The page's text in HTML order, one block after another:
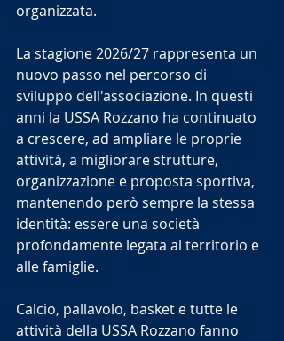
organizzata.
La stagione 2026/27 rappresenta un
nuovo passo nel percorso di
sviluppo dell'associazione. In questi
anni la USSA Rozzano ha continuato
a crescere, ad ampliare le proprie
attività, a migliorare strutture,
organizzazione e proposta sportiva,
mantenendo però sempre la stessa
identità: essere una società
profondamente legata al territorio e
alle famiglie.
Calcio, pallavolo, basket e tutte le
attività della USSA Rozzano fanno